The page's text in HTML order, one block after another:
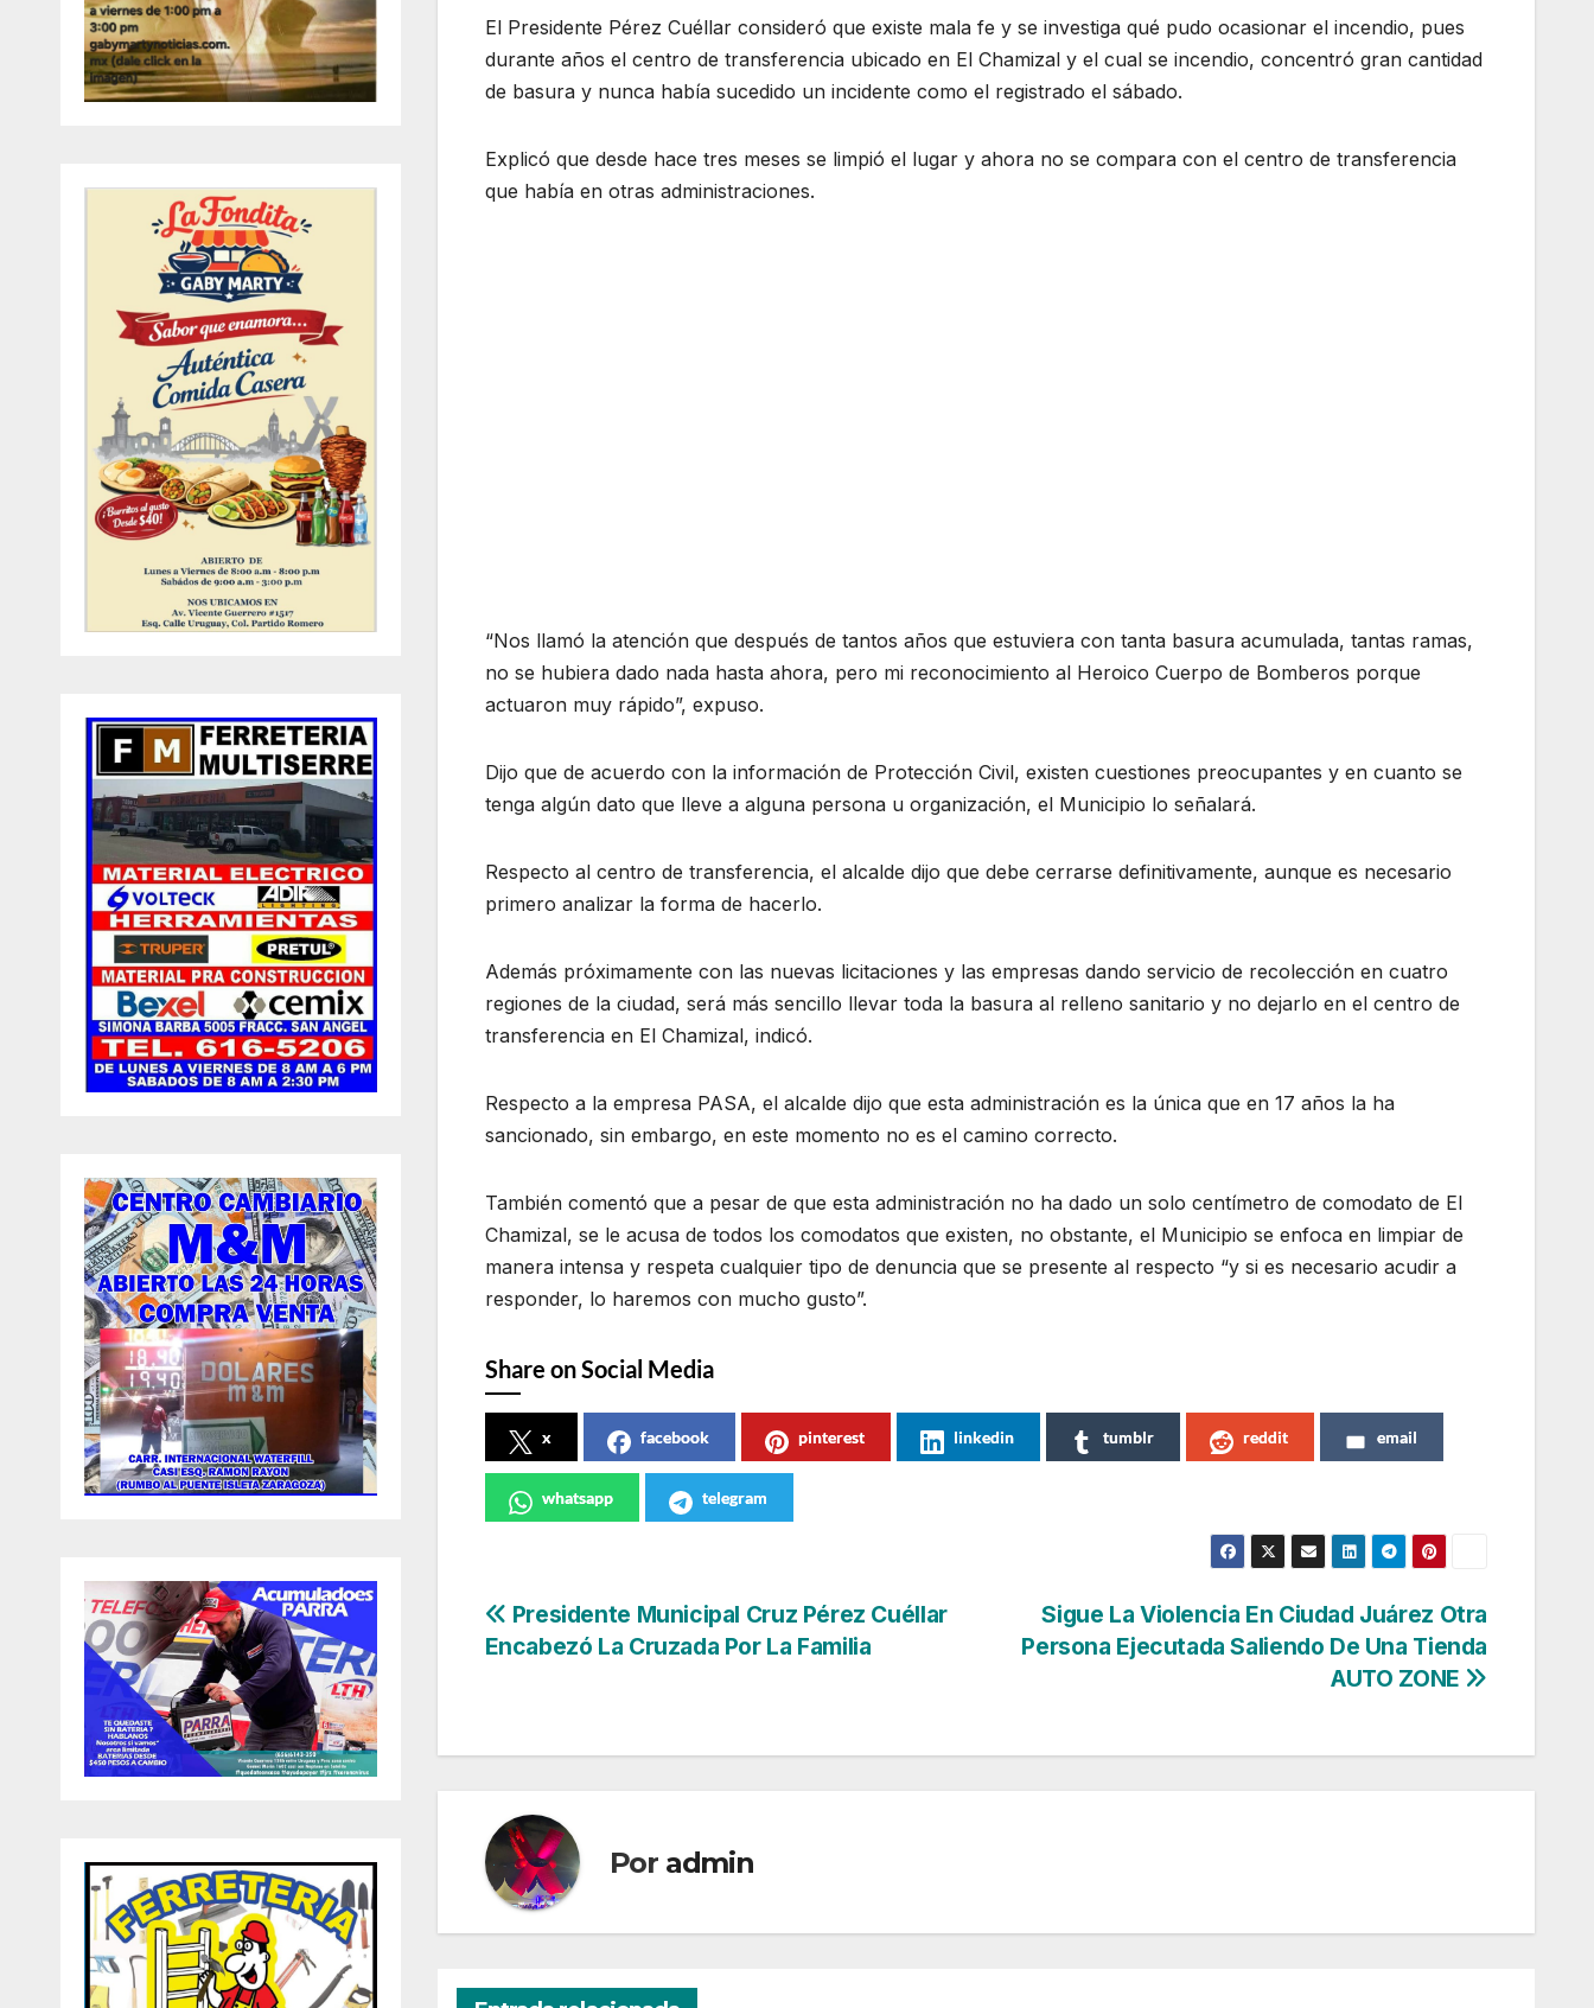
El Presidente Pérez Cuéllar consideró que existe mala fe y se investiga qué pudo ocasionar el incendio, pues
durante años el centro de transferencia ubicado en El Chamizal y el cual se incendio, concentró gran cantidad
de basura y nunca había sucedido un incidente como el registrado el sábado.
Explicó que desde hace tres meses se limpió el lugar y ahora no se compara con el centro de transferencia
que había en otras administraciones.
“Nos llamó la atención que después de tantos años que estuviera con tanta basura acumulada, tantas ramas,
no se hubiera dado nada hasta ahora, pero mi reconocimiento al Heroico Cuerpo de Bomberos porque
actuaron muy rápido”, expuso.
Dijo que de acuerdo con la información de Protección Civil, existen cuestiones preocupantes y en cuanto se
tenga algún dato que lleve a alguna persona u organización, el Municipio lo señalará.
Respecto al centro de transferencia, el alcalde dijo que debe cerrarse definitivamente, aunque es necesario
primero analizar la forma de hacerlo.
Además próximamente con las nuevas licitaciones y las empresas dando servicio de recolección en cuatro
regiones de la ciudad, será más sencillo llevar toda la basura al relleno sanitario y no dejarlo en el centro de
transferencia en El Chamizal, indicó.
Respecto a la empresa PASA, el alcalde dijo que esta administración es la única que en 17 años la ha
sancionado, sin embargo, en este momento no es el camino correcto.
También comentó que a pesar de que esta administración no ha dado un solo centímetro de comodato de El
Chamizal, se le acusa de todos los comodatos que existen, no obstante, el Municipio se enfoca en limpiar de
manera intensa y respeta cualquier tipo de denuncia que se presente al respecto “y si es necesario acudir a
responder, lo haremos con mucho gusto”.
Share on Social Media
x facebook pinterest linkedin tumblr reddit email
whatsapp telegram
Navegación
Sigue La Violencia En Ciudad Juárez Otra
Persona Ejecutada Saliendo De Una Tienda
AUTO ZONE
Presidente Municipal Cruz Pérez Cuéllar
Encabezó La Cruzada Por La Familia
Por admin